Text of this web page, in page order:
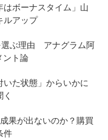
はボーナスタイム」山
ルアップ
選ぶ理由 アナグラム阿
ント論
た状態」からいかに
果が出ないのか？購買
件